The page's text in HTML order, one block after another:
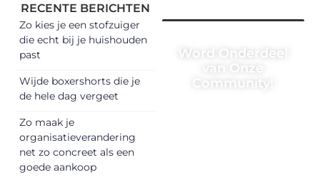
RECENTE BERICHTEN
Zo kies je een stofzuiger
die echt bij je huishouden
past
Wijde boxershorts die je
de hele dag vergeet
Zo maak je
organisatieverandering
net zo concreet als een
goede aankoop
Word Onderdeel
van Onze
Community!